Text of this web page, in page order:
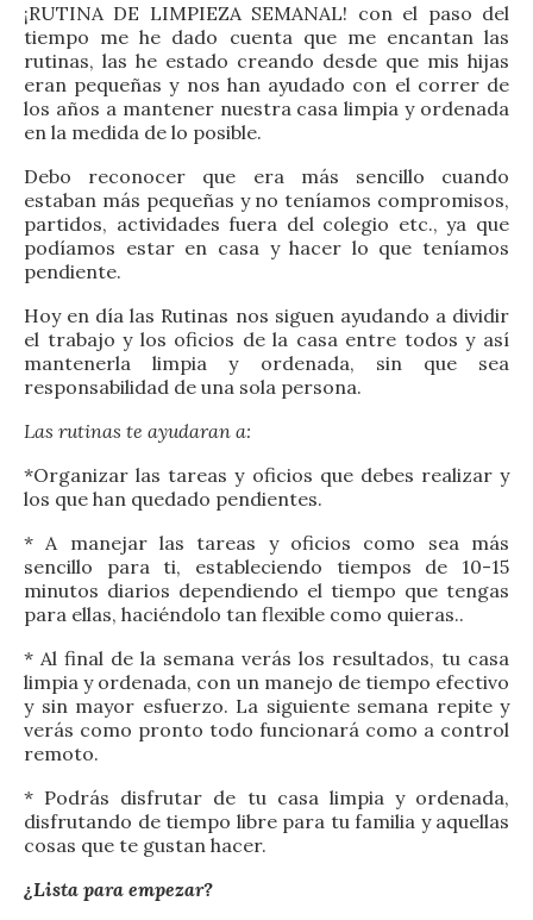
¡RUTINA DE LIMPIEZA SEMANAL! con el paso del
tiempo me he dado cuenta que me encantan las
rutinas, las he estado creando desde que mis hijas
eran pequeñas y nos han ayudado con el correr de
los años a mantener nuestra casa limpia y ordenada
en la medida de lo posible.
Debo reconocer que era más sencillo cuando
estaban más pequeñas y no teníamos compromisos,
partidos, actividades fuera del colegio etc., ya que
podíamos estar en casa y hacer lo que teníamos
pendiente.
Hoy en día las Rutinas nos siguen ayudando a dividir
el trabajo y los oficios de la casa entre todos y así
mantenerla limpia y ordenada, sin que sea
responsabilidad de una sola persona.
Las rutinas te ayudaran a:
*Organizar las tareas y oficios que debes realizar y
los que han quedado pendientes.
* A manejar las tareas y oficios como sea más
sencillo para ti, estableciendo tiempos de 10-15
minutos diarios dependiendo el tiempo que tengas
para ellas, haciéndolo tan flexible como quieras..
* Al final de la semana verás los resultados, tu casa
limpia y ordenada, con un manejo de tiempo efectivo
y sin mayor esfuerzo. La siguiente semana repite y
verás como pronto todo funcionará como a control
remoto.
* Podrás disfrutar de tu casa limpia y ordenada,
disfrutando de tiempo libre para tu familia y aquellas
cosas que te gustan hacer.
¿Lista para empezar?